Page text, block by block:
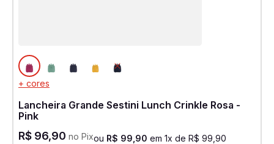
+ cores
Lancheira Grande Sestini Lunch Crinkle Rosa -
Pink
R$ 96,90 no Pixou R$ 99 90 em 1x de R$ 99 90